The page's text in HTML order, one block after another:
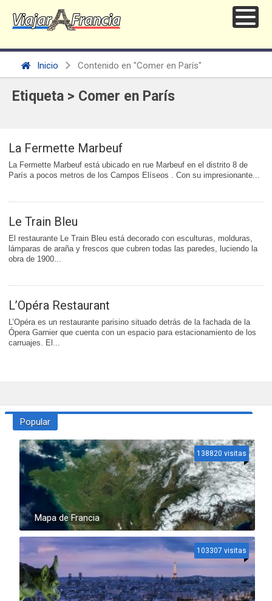
Inicio Contenido en "Comer en París"
Etiqueta > Comer en París
La Fermette Marbeuf
La Fermette Marbeuf está ubicado en rue Marbeuf en el distrito 8 de
París a pocos metros de los Campos Elíseos . Con su impresionante...
Le Train Bleu
El restaurante Le Train Bleu está decorado con esculturas, molduras,
lámparas de araña y frescos que cubren todas las paredes, luciendo la
obra de 1900...
L’Opéra Restaurant
L’Opéra es un restaurante parisino situado detrás de la fachada de la
Ópera Garnier que cuenta con un espacio para estacionamiento de los
carruajes. El...
Popular
Mapa de Francia
138820 visitas
103307 visitas